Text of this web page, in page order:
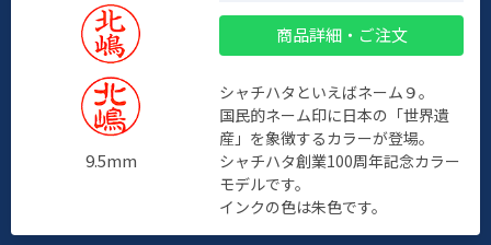
9.5mm
商品詳細・ご注文
シャチハタといえばネーム９。
国民的ネーム印に日本の「世界遺
産」を象徴するカラーが登場。
シャチハタ創業100周年記念カラー
モデルです。
インクの色は朱色です。